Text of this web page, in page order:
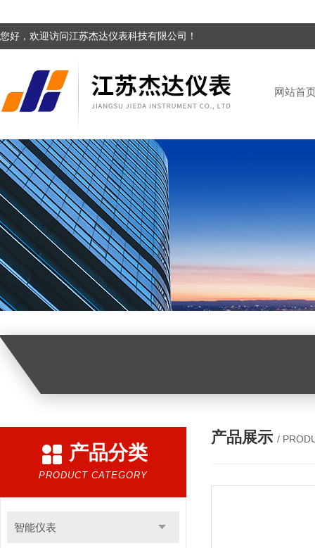
您好，欢迎访问江苏杰达仪表科技有限公司！
网站首
产品分类
PRODUCT CATEGORY
智能仪表
产品展示 /